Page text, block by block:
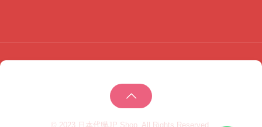
© 2023 日本代購JP Shop. All Rights Reserved.